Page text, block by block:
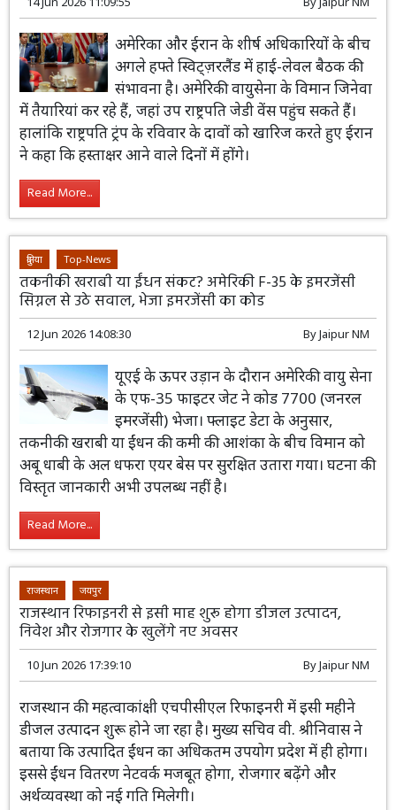
अमेरिका और ईरान के शीर्ष अधिकारियों के बीच
अगले हफ्ते स्विट्ज़रलैंड में हाई-लेवल बैठक की
संभावना है। अमेरिकी वायुसेना के विमान जिनेवा
में तैयारियां कर रहे हैं, जहां उप राष्ट्रपति जेडी वेंस पहुंच सकते हैं।
हालांकि राष्ट्रपति ट्रंप के रविवार के दावों को खारिज करते हुए ईरान
ने कहा कि हस्ताक्षर आने वाले दिनों में होंगे।
Read More...
दुनिया Top-News
तकनीकी खराबी या ईंधन संकट? अमेरिकी F-35 के इमरजेंसी
सिग्नल से उठे सवाल, भेजा इमरजेंसी का कोड
12 Jun 2026 14:08:30 ByJaipur NM
यूएई के ऊपर उड़ान के दौरान अमेरिकी वायु सेना
के एफ-35 फाइटर जेट ने कोड 7700 (जनरल
इमरजेंसी) भेजा। फ्लाइट डेटा के अनुसार,
तकनीकी खराबी या ईंधन की कमी की आशंका के बीच विमान को
अबू धाबी के अल धफरा एयर बेस पर सुरक्षित उतारा गया। घटना की
विस्तृत जानकारी अभी उपलब्ध नहीं है।
Read More...
राजस्थान जयपुर
राजस्थान रिफाइनरी से इसी माह शुरू होगा डीजल उत्पादन,
निवेश और रोजगार के खुलेंगे नए अवसर
राजस्थान की महत्वाकांक्षी एचपीसीएल
रिफाइनरी में इसी महीने डीजल उत्पादन शुरू होने
जा रहा है। मुख्य सचिव वी. श्रीनिवास ने बताया
कि उत्पादित ईंधन का अधिकतम उपयोग प्रदेश में ही होगा। इससे